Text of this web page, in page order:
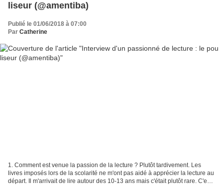
liseur (@amentiba)
Publié le 01/06/2018 à 07:00
Par Catherine
1. Comment est venue la passion de la lecture ? Plutôt tardivement. Les
livres imposés lors de la scolarité ne m'ont pas aidé à apprécier la lecture au
départ. Il m'arrivait de lire autour des 10-13 ans mais c'était plutôt rare. C'est